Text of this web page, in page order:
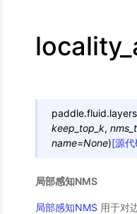
keep_top_k,
name=None)[源
局部感知NMS
局部感知NMS 用于对